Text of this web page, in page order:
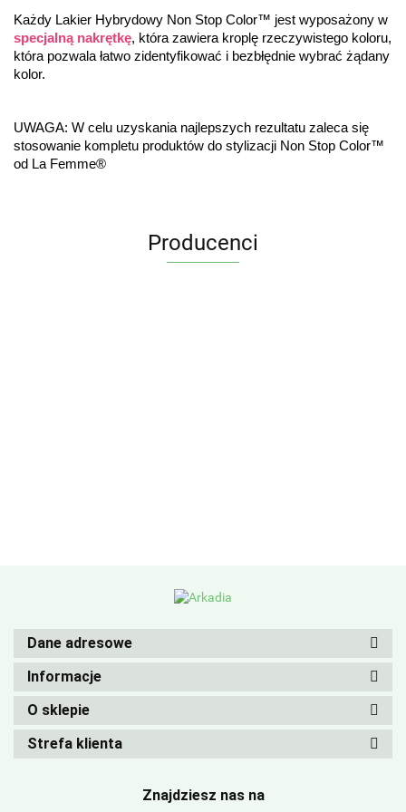
specjalną nakrętkę, która zawiera kroplę rzeczywistego koloru,
która pozwala łatwo zidentyfikować i bezbłędnie wybrać żądany
kolor.
UWAGA: W celu uzyskania najlepszych rezultatu zaleca się
stosowanie kompletu produktów do stylizacji Non Stop Color™
od La Femme®
Producenci
Dane adresowe
Informacje
O sklepie
Strefa klienta
Znajdziesz nas na